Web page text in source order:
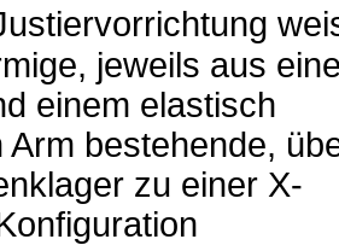
jeweils aus
einem elastisch
Arm bestehende,
zu einer X-